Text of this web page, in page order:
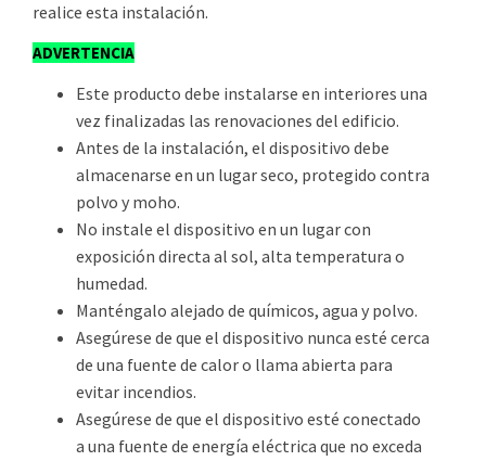
realice esta instalación.
ADVERTENCIA
Este producto debe instalarse en interiores una
vez finalizadas las renovaciones del edificio.
Antes de la instalación, el dispositivo debe
almacenarse en un lugar seco, protegido contra
polvo y moho.
No instale el dispositivo en un lugar con
exposición directa al sol, alta temperatura o
humedad.
Manténgalo alejado de químicos, agua y polvo.
Asegúrese de que el dispositivo nunca esté cerca
de una fuente de calor o llama abierta para
evitar incendios.
Asegúrese de que el dispositivo esté conectado
a una fuente de energía eléctrica que no exceda